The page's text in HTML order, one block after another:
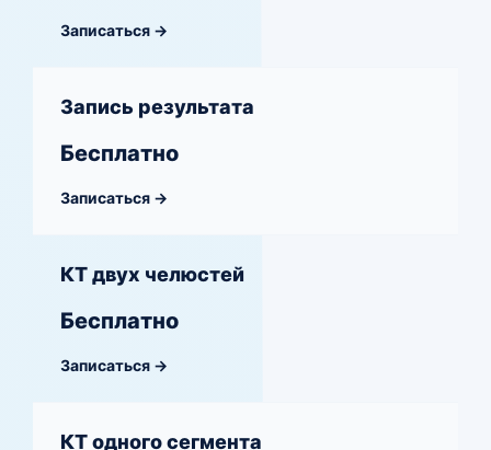
Записаться →
Запись результата
Бесплатно
Записаться →
КТ двух челюстей
Бесплатно
Записаться →
КТ одного сегмента